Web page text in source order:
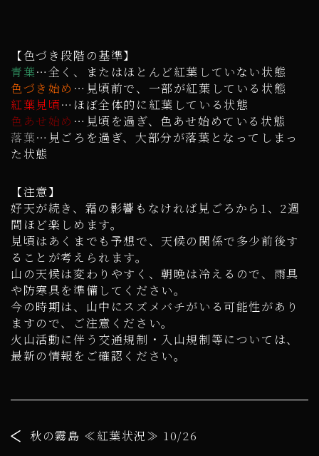
【色づき段階の基準】
青葉…全く、またはほとんど紅葉していない状態
色づき始め …見頃前で、一部が紅葉している状態
紅葉見頃…ほぼ全体的に紅葉している状態
色あせ始め …見頃を過ぎ、色あせ始めている状態
落葉…見ごろを過ぎ、大部分が落葉となってしまっ
た状態
【注意】
好天が続き、霜の影響もなければ見ごろから1、2週
間ほど楽しめます。
見頃はあくまでも予想で、天候の関係で多少前後す
ることが考えられます。
山の天候は変わりやすく、朝晩は冷えるので、雨具
や防寒具を準備してください。
今の時期は、山中にスズメバチがいる可能性があり
ますので、ご注意ください。
火山活動に伴う交通規制・入山規制等については、
最新の情報をご確認ください。
秋の霧島 ≪紅葉状況≫ 10/26